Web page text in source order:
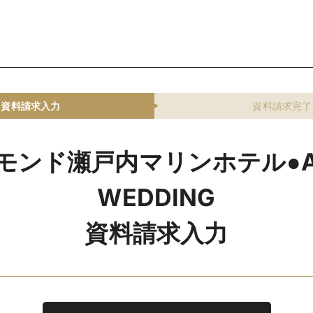
資料請求入力 資料請求完了
ンド瀬戸内マリンホテル
WEDDING
資料請求入力